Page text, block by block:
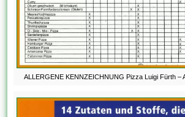
ALLERGENE KENNZEICHNUNG Pizza Luigi Fürth –